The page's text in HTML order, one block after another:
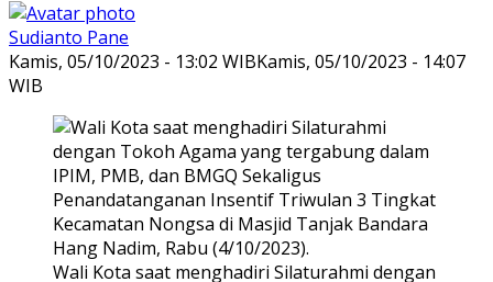
Sudianto Pane
Kamis, 05/10/2023 - 13:02 WIBKamis, 05/10/2023 - 14:07
WIB
Wali Kota saat menghadiri Silaturahmi dengan